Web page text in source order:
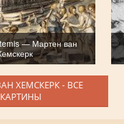
— Мартен ван
ХЕМСКЕРК - ВСЕ
КАРТИНЫ